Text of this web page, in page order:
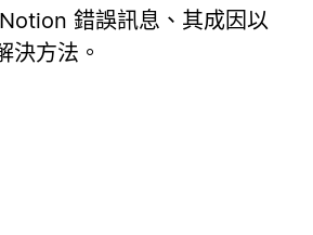
錯誤訊息、其成因以
決方法。